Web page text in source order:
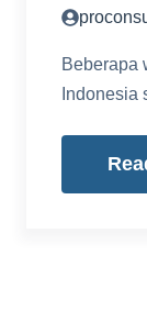
Beberapa
Indonesia